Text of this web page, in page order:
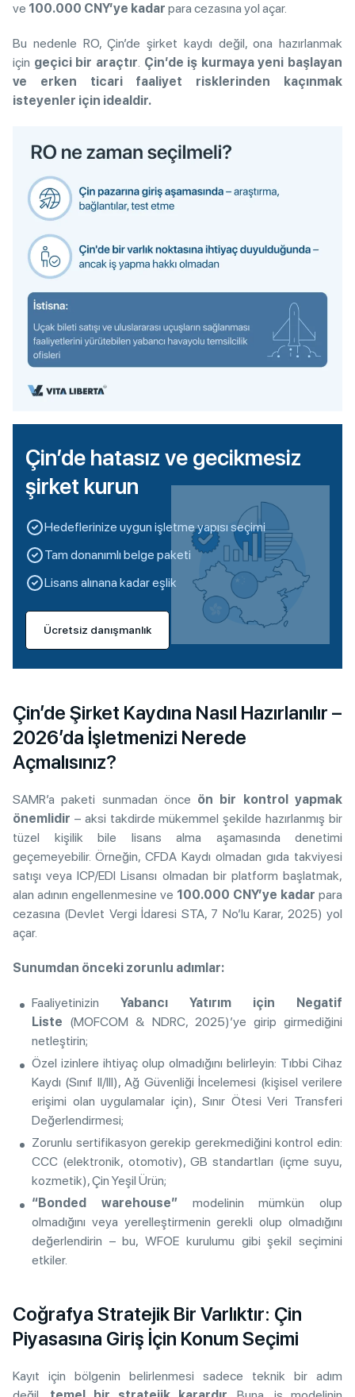
ve 100.000 CNY’ye kadar para cezasına yol açar.
Bu nedenle RO, Çin’de şirket kaydı değil, ona hazırlanmak
için geçici bir araçtır. Çin’de iş kurmaya yeni başlayan
ve erken ticari faaliyet risklerinden kaçınmak
isteyenler için idealdir.
Çin’de hatasız ve gecikmesiz
şirket kurun
Hedeflerinize uygun işletme yapısı seçimi
Tam donanımlı belge paketi
Lisans alınana kadar eşlik
Ücretsiz danışmanlık
Çin’de Şirket Kaydına Nasıl Hazırlanılır –
2026’da İşletmenizi Nerede
Açmalısınız?
SAMR’a paketi sunmadan önce ön bir kontrol yapmak
önemlidir – aksi takdirde mükemmel şekilde hazırlanmış bir
tüzel kişilik bile lisans alma aşamasında denetimi
geçemeyebilir. Örneğin, CFDA Kaydı olmadan gıda takviyesi
satışı veya ICP/EDI Lisansı olmadan bir platform başlatmak,
alan adının engellenmesine ve 100.000 CNY’ye kadar para
cezasına (Devlet Vergi İdaresi STA, 7 No’lu Karar, 2025) yol
açar.
Sunumdan önceki zorunlu adımlar:
Faaliyetinizin Yabancı Yatırım için Negatif
Liste (MOFCOM & NDRC, 2025)’ye girip girmediğini
netleştirin;
Özel izinlere ihtiyaç olup olmadığını belirleyin: Tıbbi Cihaz
Kaydı (Sınıf II/III), Ağ Güvenliği İncelemesi (kişisel verilere
erişimi olan uygulamalar için), Sınır Ötesi Veri Transferi
Değerlendirmesi;
Zorunlu sertifikasyon gerekip gerekmediğini kontrol edin:
CCC (elektronik, otomotiv), GB standartları (içme suyu,
kozmetik), Çin Yeşil Ürün;
“Bonded warehouse”modelinin mümkün olup
olmadığını veya yerelleştirmenin gerekli olup olmadığını
değerlendirin – bu, WFOE kurulumu gibi şekil seçimini
etkiler.
Coğrafya Stratejik Bir Varlıktır: Çin
Piyasasına Giriş İçin Konum Seçimi
Kayıt için bölgenin belirlenmesi sadece teknik bir adım